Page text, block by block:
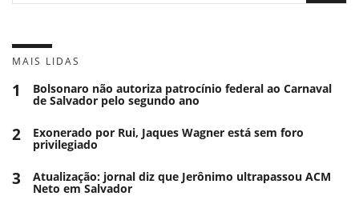
MAIS LIDAS
1 Bolsonaro não autoriza patrocínio federal ao Carnaval
de Salvador pelo segundo ano
2 Exonerado por Rui, Jaques Wagner está sem foro
privilegiado
3 Atualização: jornal diz que Jerônimo ultrapassou ACM
Neto em Salvador